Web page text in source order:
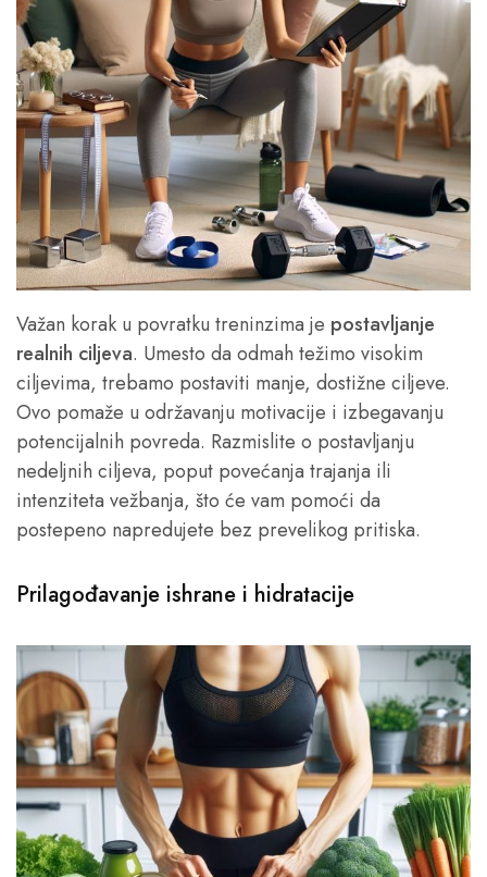
Važan korak u povratku treninzima je postavljanje
realnih ciljeva. Umesto da odmah težimo visokim
ciljevima, trebamo postaviti manje, dostižne ciljeve.
Ovo pomaže u održavanju motivacije i izbegavanju
potencijalnih povreda. Razmislite o postavljanju
nedeljnih ciljeva, poput povećanja trajanja ili
intenziteta vežbanja, što će vam pomoći da
postepeno napredujete bez prevelikog pritiska.
Prilagođavanje ishrane i hidratacije